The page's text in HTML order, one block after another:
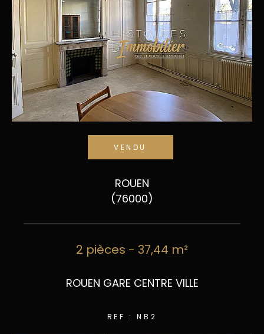
VENDU
ROUEN
(76000)
2 pièces - 37,44 m²
ROUEN GARE CENTRE VILLE
REF : NB2